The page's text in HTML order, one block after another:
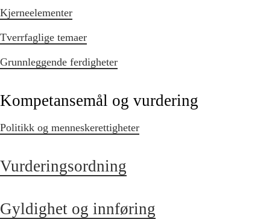
Kjerneelementer
Tverrfaglige temaer
Grunnleggende ferdigheter
Kompetansemål og vurdering
Politikk og menneskerettigheter
Vurderingsordning
Gyldighet og innføring